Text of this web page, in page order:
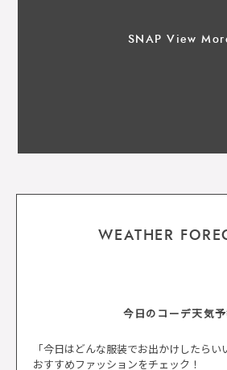
SNAP View
WEATHER
今日のコーデ天気
「今日はどんな服装でお出かけしたら
おすすめファッションをチェック！